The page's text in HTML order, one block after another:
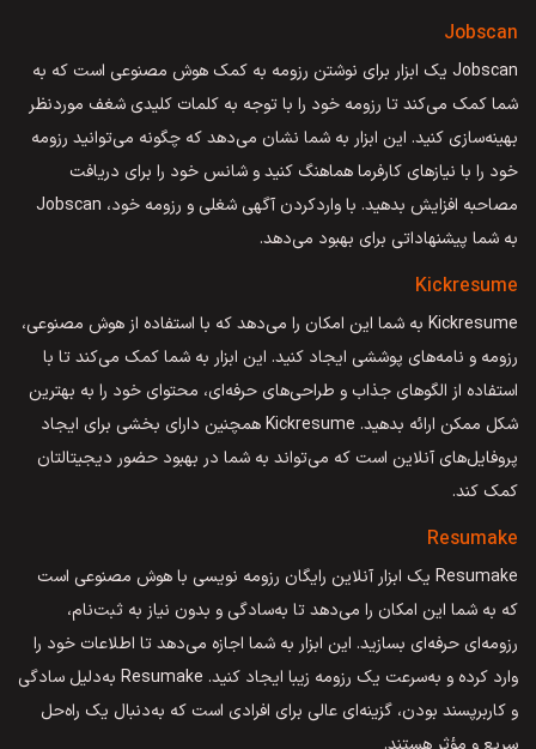
Jobscan
Jobscan یک ابزار برای نوشتن رزومه به کمک هوش مصنوعی است که به
شما کمک می‌کند تا رزومه خود را با توجه به کلمات کلیدی شغف موردنظر
بهینه‌سازی کنید. این ابزار به شما نشان می‌دهد که چگونه می‌توانید رزومه
خود را با نیازهای کارفرما هماهنگ کنید و شانس خود را برای دریافت
مصاحبه افزایش بدهید. با وارد‌کردن آگهی شغلی و رزومه خود، Jobscan
به شما پیشنهاداتی برای بهبود می‌دهد.
Kickresume
Kickresume به شما این امکان را می‌دهد که با استفاده از هوش مصنوعی،
رزومه و نامه‌های پوششی ایجاد کنید. این ابزار به شما کمک می‌کند تا با
استفاده از الگوهای جذاب و طراحی‌های حرفه‌ای، محتوای خود را به بهترین
شکل ممکن ارائه بدهید. Kickresume همچنین دارای بخشی برای ایجاد
پروفایل‌های آنلاین است که می‌تواند به شما در بهبود حضور دیجیتالتان
کمک کند.
Resumake
Resumake یک ابزار آنلاین رایگان رزومه نویسی با هوش مصنوعی است
که به شما این امکان را می‌دهد تا به‌سادگی و بدون نیاز به ثبت‌نام،
رزومه‌ای حرفه‌ای بسازید. این ابزار به شما اجازه می‌دهد تا اطلاعات خود را
وارد کرده و به‌سرعت یک رزومه زیبا ایجاد کنید. Resumake به‌دلیل سادگی
و کاربرپسند بودن، گزینه‌ای عالی برای افرادی است که به‌دنبال یک راه‌حل